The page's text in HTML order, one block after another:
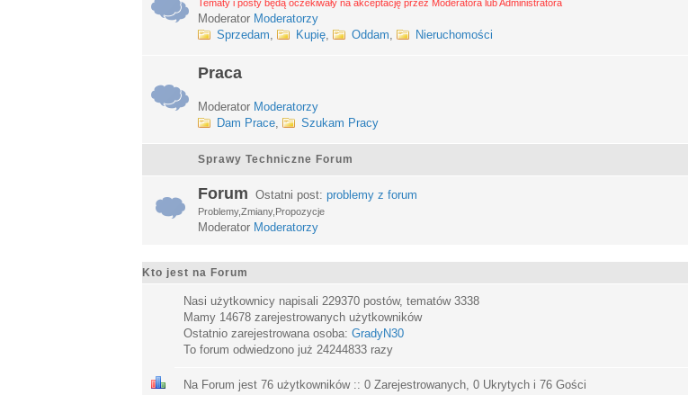
Tematy i posty będą oczekiwały na akceptację przez Moderatora lub Administratora
Moderator Moderatorzy
Sprzedam, Kupię, Oddam, Nieruchomości
Praca
Moderator Moderatorzy
Dam Prace, Szukam Pracy
Sprawy Techniczne Forum
Forum Ostatni post: problemy z forum
Problemy,Zmiany,Propozycje
Moderator Moderatorzy
Kto jest na Forum
Nasi użytkownicy napisali 229370 postów, tematów 3338
Mamy 14678 zarejestrowanych użytkowników
Ostatnio zarejestrowana osoba: GradyN30
To forum odwiedzono już 24244833 razy
Na Forum jest 76 użytkowników :: 0 Zarejestrowanych, 0 Ukrytych i 76 Gości